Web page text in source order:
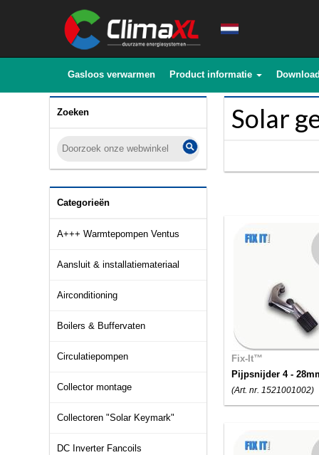
Gasloos verwarmen Product informatie
Zoeken
Categorieën
A+++ Warmtepompen Ventus
Aansluit & installatiemateriaal
Airconditioning
Boilers & Buffervaten
Circulatiepompen
Collector montage
Collectoren "Solar Keymark"
DC Inverter Fancoils
Solar
Fix-It™
Pijpsnijder 4 -
(Art. nr. 1521001002)